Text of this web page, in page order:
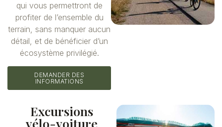
qui vous permettront de
profiter de l’ensemble du
terrain, sans manquer aucun
détail, et de bénéficier d’un
écosystème privilégié.
DEMANDER DES
INFORMATIONS
Excursions
vélo-voiture